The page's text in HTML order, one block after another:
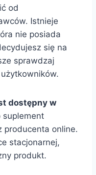
od
Istnieje
nie posiada
się na
sprawdzaj
dostępny w
suplement
producenta online.
stacjonarnej,
produkt.